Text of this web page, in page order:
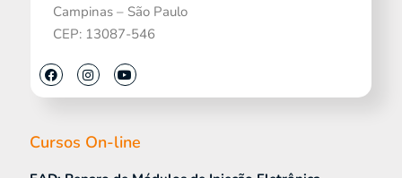
Campinas – São Paulo
CEP: 13087-546
Cursos On-line